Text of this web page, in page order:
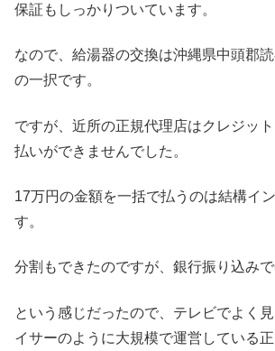
保証もしっかりついています。
なので、給湯器の交換は沖縄県中頭郡
の一択です。
ですが、近所の正規代理店はクレジッ
払いができませんでした。
17万円の金額を一括で払うのは結構イ
す。
分割もできたのですが、銀行振り込みで
という感じだったので、テレビでよく
イサーのように大規模で運営している